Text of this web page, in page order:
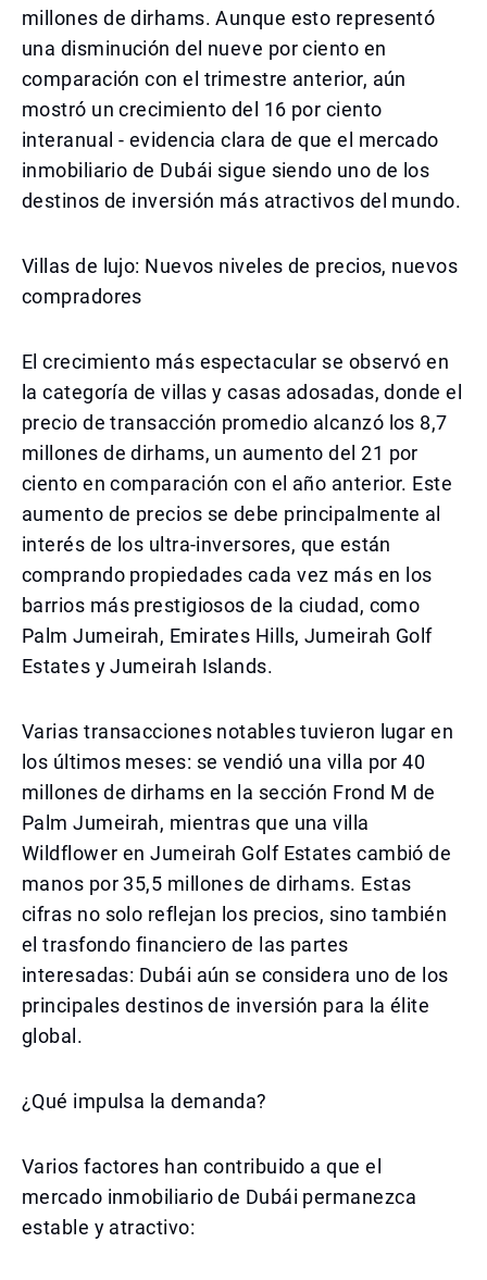
millones de dirhams. Aunque esto representó
una disminución del nueve por ciento en
comparación con el trimestre anterior, aún
mostró un crecimiento del 16 por ciento
interanual - evidencia clara de que el mercado
inmobiliario de Dubái sigue siendo uno de los
destinos de inversión más atractivos del mundo.
Villas de lujo: Nuevos niveles de precios, nuevos
compradores
El crecimiento más espectacular se observó en
la categoría de villas y casas adosadas, donde el
precio de transacción promedio alcanzó los 8,7
millones de dirhams, un aumento del 21 por
ciento en comparación con el año anterior. Este
aumento de precios se debe principalmente al
interés de los ultra-inversores, que están
comprando propiedades cada vez más en los
barrios más prestigiosos de la ciudad, como
Palm Jumeirah, Emirates Hills, Jumeirah Golf
Estates y Jumeirah Islands.
Varias transacciones notables tuvieron lugar en
los últimos meses: se vendió una villa por 40
millones de dirhams en la sección Frond M de
Palm Jumeirah, mientras que una villa
Wildflower en Jumeirah Golf Estates cambió de
manos por 35,5 millones de dirhams. Estas
cifras no solo reflejan los precios, sino también
el trasfondo financiero de las partes
interesadas: Dubái aún se considera uno de los
principales destinos de inversión para la élite
global.
¿Qué impulsa la demanda?
Varios factores han contribuido a que el
mercado inmobiliario de Dubái permanezca
estable y atractivo: